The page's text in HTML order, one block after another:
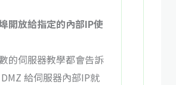
開放給指定的內部IP使
的伺服器教學都會告訴
給伺服器內部IP就